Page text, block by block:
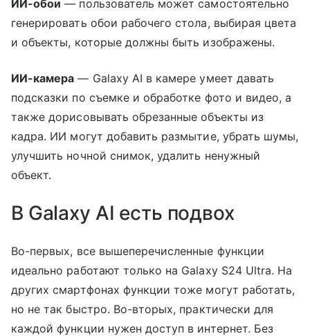
ИИ-обои — пользователь может самостоятельно
генерировать обои рабочего стола, выбирая цвета
и объекты, которые должны быть изображены.
ИИ-камера — Galaxy AI в камере умеет давать
подсказки по съемке и обработке фото и видео, а
также дорисовывать обрезанные объекты из
кадра. ИИ могут добавить размытие, убрать шумы,
улучшить ночной снимок, удалить ненужный
объект.
В Galaxy AI есть подвох
Во-первых, все вышеперечисленные функции
идеально работают только на Galaxy S24 Ultra. На
других смартфонах функции тоже могут работать,
но не так быстро. Во-вторых, практически для
каждой функции нужен доступ в интернет. Без